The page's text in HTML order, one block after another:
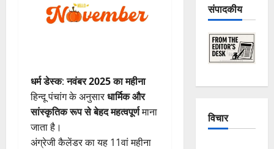
धर्म डेस्क:नवंबर 2025 का महीना
हिन्दू पंचांग के अनुसारधार्मिक और
सांस्कृतिक रूप से बेहद महत्वपूर्णमाना
जाता है।
अंग्रेजी कैलेंडर का यह 11वां महीना
संपादकीय
विचार